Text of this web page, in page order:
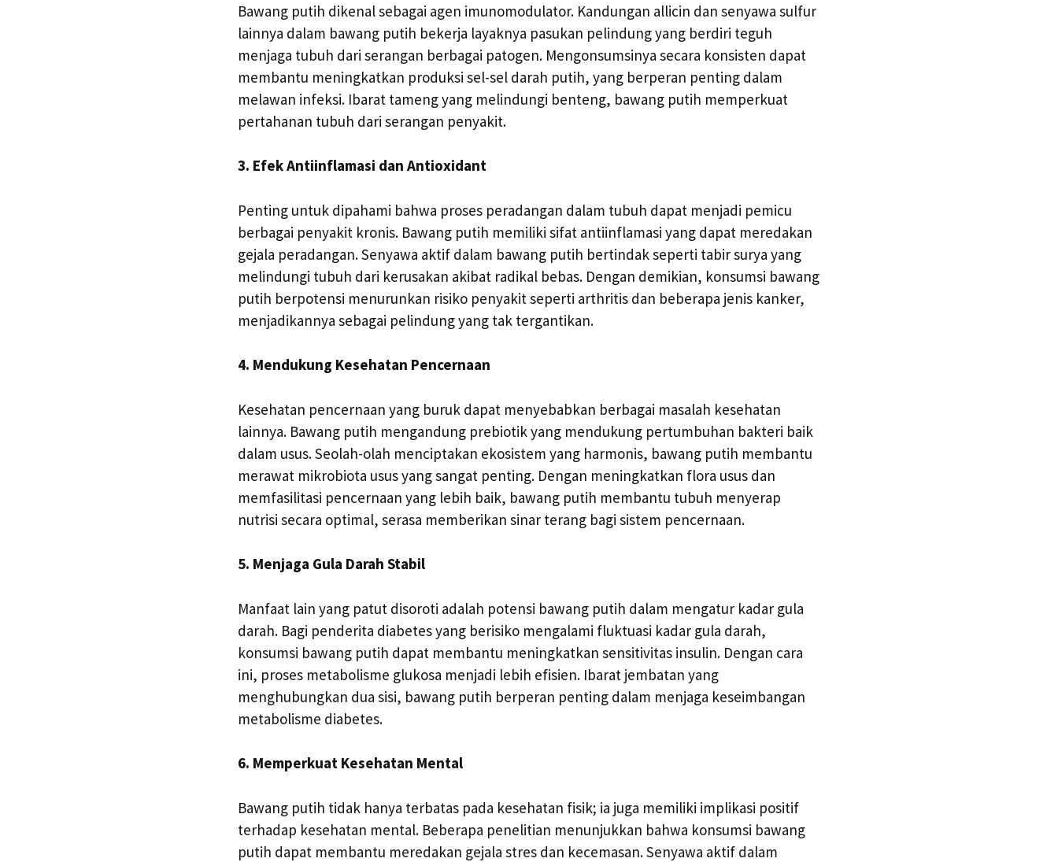
Bawang putih dikenal sebagai agen imunomodulator. Kandungan allicin dan senyawa sulfur
lainnya dalam bawang putih bekerja layaknya pasukan pelindung yang berdiri teguh
menjaga tubuh dari serangan berbagai patogen. Mengonsumsinya secara konsisten dapat
membantu meningkatkan produksi sel-sel darah putih, yang berperan penting dalam
melawan infeksi. Ibarat tameng yang melindungi benteng, bawang putih memperkuat
pertahanan tubuh dari serangan penyakit.
3. Efek Antiinflamasi dan Antioxidant
Penting untuk dipahami bahwa proses peradangan dalam tubuh dapat menjadi pemicu
berbagai penyakit kronis. Bawang putih memiliki sifat antiinflamasi yang dapat meredakan
gejala peradangan. Senyawa aktif dalam bawang putih bertindak seperti tabir surya yang
melindungi tubuh dari kerusakan akibat radikal bebas. Dengan demikian, konsumsi bawang
putih berpotensi menurunkan risiko penyakit seperti arthritis dan beberapa jenis kanker,
menjadikannya sebagai pelindung yang tak tergantikan.
4. Mendukung Kesehatan Pencernaan
Kesehatan pencernaan yang buruk dapat menyebabkan berbagai masalah kesehatan
lainnya. Bawang putih mengandung prebiotik yang mendukung pertumbuhan bakteri baik
dalam usus. Seolah-olah menciptakan ekosistem yang harmonis, bawang putih membantu
merawat mikrobiota usus yang sangat penting. Dengan meningkatkan flora usus dan
memfasilitasi pencernaan yang lebih baik, bawang putih membantu tubuh menyerap
nutrisi secara optimal, serasa memberikan sinar terang bagi sistem pencernaan.
5. Menjaga Gula Darah Stabil
Manfaat lain yang patut disoroti adalah potensi bawang putih dalam mengatur kadar gula
darah. Bagi penderita diabetes yang berisiko mengalami fluktuasi kadar gula darah,
konsumsi bawang putih dapat membantu meningkatkan sensitivitas insulin. Dengan cara
ini, proses metabolisme glukosa menjadi lebih efisien. Ibarat jembatan yang
menghubungkan dua sisi, bawang putih berperan penting dalam menjaga keseimbangan
metabolisme diabetes.
6. Memperkuat Kesehatan Mental
Bawang putih tidak hanya terbatas pada kesehatan fisik; ia juga memiliki implikasi positif
terhadap kesehatan mental. Beberapa penelitian menunjukkan bahwa konsumsi bawang
putih dapat membantu meredakan gejala stres dan kecemasan. Senyawa aktif dalam